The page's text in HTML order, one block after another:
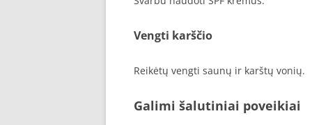
Vengti karščio
Reikėtų vengti saunų ir karštų vonių.
Galimi šalutiniai poveikiai